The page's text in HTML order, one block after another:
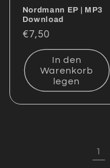
Nordmann EP | MP3
Download
Normaler
Preis
€7,50
In den
Warenkorb
legen
1